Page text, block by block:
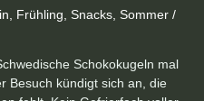
Frühling Snacks Sommer /
Schokokugeln mal
Besuch kündigt sich an, die